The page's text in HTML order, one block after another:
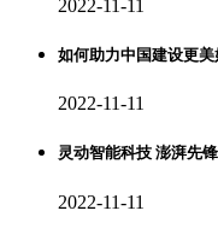
2022-11-11
如何助力中国建设更
2022-11-11
灵动智能科技 澎湃先
2022-11-11